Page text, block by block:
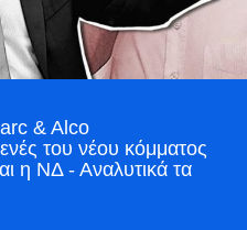
& Alco
του νέου κόμματος
η ΝΔ - Αναλυτικά τα